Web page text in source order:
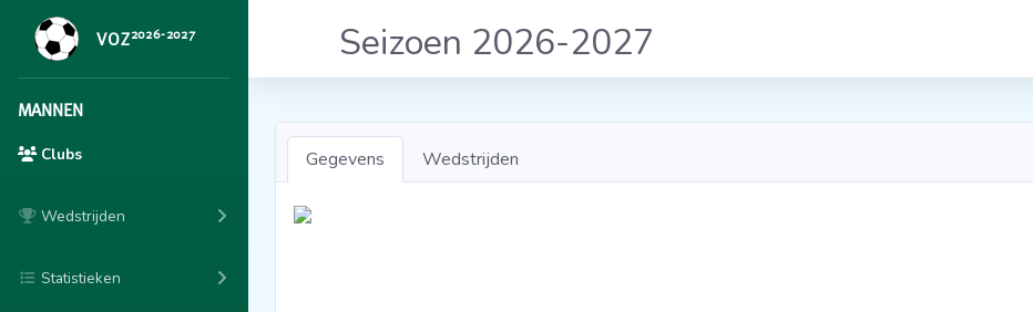
VOZ2026-2027
MANNEN
Clubs
Wedstrijden
Statistieken
Seizoen 2026-2027
Gegevens Wedstrijden